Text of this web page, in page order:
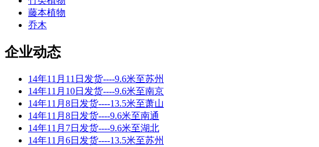
藤本植物
乔木
企业动态
14年11月11日发货----9.6米至苏州
14年11月10日发货----9.6米至南京
14年11月8日发货----13.5米至萧山
14年11月8日发货----9.6米至南通
14年11月7日发货----9.6米至湖北
14年11月6日发货----13.5米至苏州